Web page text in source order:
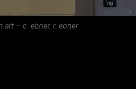
– c. ebner, r. ebner